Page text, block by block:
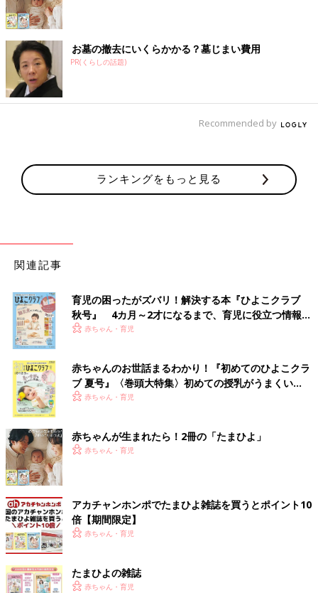
お墓の撤去にいくらかかる？墓じまい費用
PR(くらしの話題)
Recommended by
ランキングをもっと見る
関連記事
育児の困ったがズバリ！解決する本『ひよこクラブ
秋号』 4カ月～2才になるまで、育児に役立つ情報が
いっぱい！
赤ちゃん・育児
赤ちゃんのお世話まるわかり！『初めてのひよこクラ
ブ 夏号』〈巻頭大特集〉初めての授乳がうまくい
く！ おっぱい・ミルクの基本と夏のトラブル 解決テ
赤ちゃん・育児
赤ちゃんが生まれたら！2冊の「たまひよ」
赤ちゃん・育児
アカチャンホンポでたまひよ雑誌を買うとポイント10
倍【期間限定】
赤ちゃん・育児
たまひよの雑誌
赤ちゃん・育児